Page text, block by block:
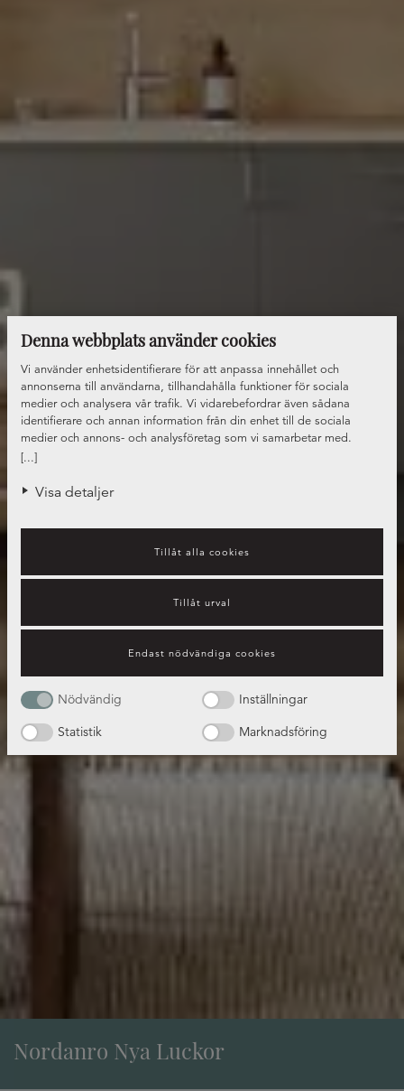
Denna webbplats använder cookies
[...]
Vi använder enhetsidentifierare för att anpassa innehållet och
annonserna till användarna, tillhandahålla funktioner för sociala
medier och analysera vår trafik. Vi vidarebefordrar även sådana
identifierare och annan information från din enhet till de sociala
medier och annons- och analysföretag som vi samarbetar med.
Dessa kan i sin tur kombinera informationen med annan information
använt deras tjänster.
Visa detaljer
Tillåt alla cookies
Tillåt urval
Endast nödvändiga cookies
Nödvändig
Inställningar
Statistik
Marknadsföring
Nordanro Nya Luckor